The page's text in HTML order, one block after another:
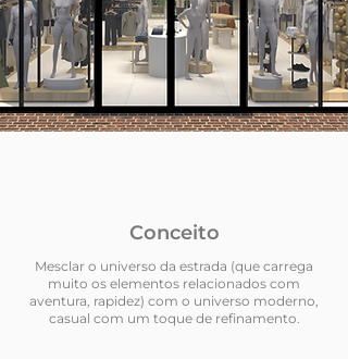
Conceito
Mesclar o universo da estrada (que carrega
muito os elementos relacionados com
aventura, rapidez) com o universo moderno,
casual com um toque de refinamento.